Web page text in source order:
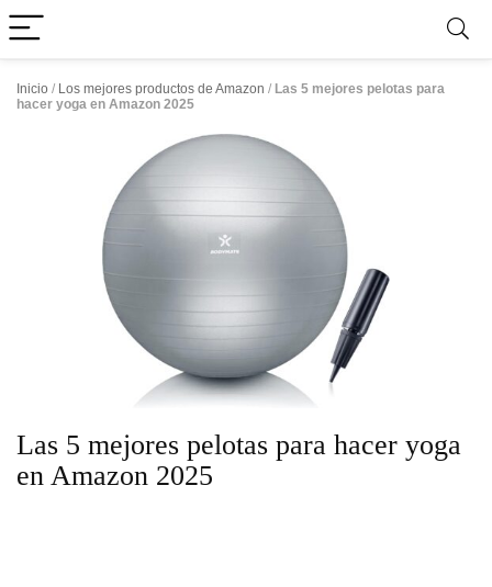
Inicio / Los mejores productos de Amazon / Las 5 mejores pelotas para
hacer yoga en Amazon 2025
Las 5 mejores pelotas para hacer yoga
en Amazon 2025